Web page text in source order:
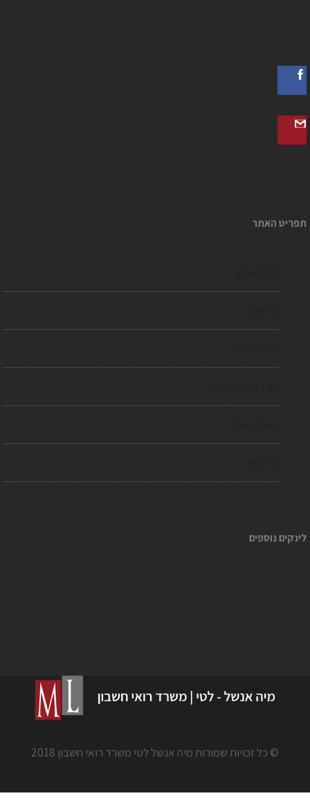
האתר
נוספים
© כל זכויות שמורות מיה אנשל לטי משרד רואי חשבון 2018